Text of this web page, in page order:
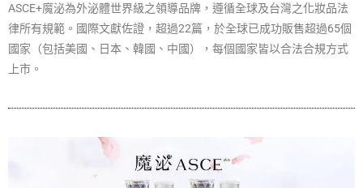
ASCE+魔泌為外泌體世界級之領導品牌，遵循全球及台灣之化妝品法
律所有規範。國際文獻佐證，超過22篇，於全球已成功販售超過65個
國家（包括美國、日本、韓國、中國），每個國家皆以合法合規方式
上市。